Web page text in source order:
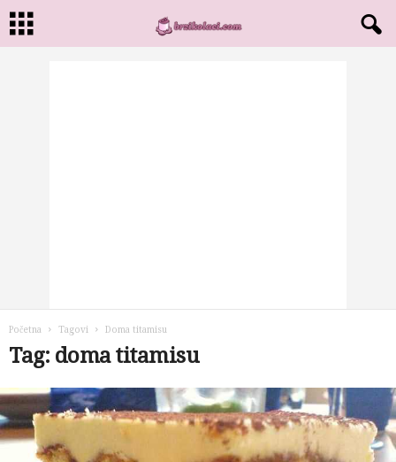
Početna Tagovi Doma titamisu
Tag: doma titamisu